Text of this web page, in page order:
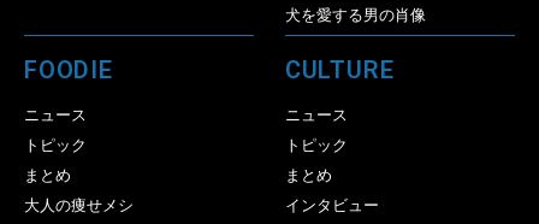
犬を愛する男の肖像
FOODIE
ニュース
トピック
まとめ
大人の痩せメシ
CULTURE
ニュース
トピック
まとめ
インタビュー